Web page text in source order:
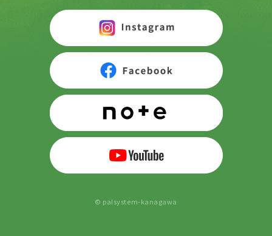
© palsystem-kanagawa